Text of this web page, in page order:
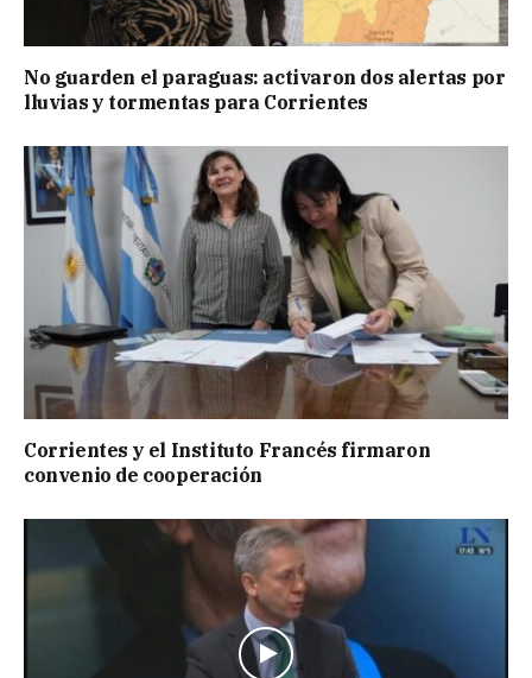
No guarden el paraguas: activaron dos alertas por
lluvias y tormentas para Corrientes
Corrientes y el Instituto Francés firmaron
convenio de cooperación